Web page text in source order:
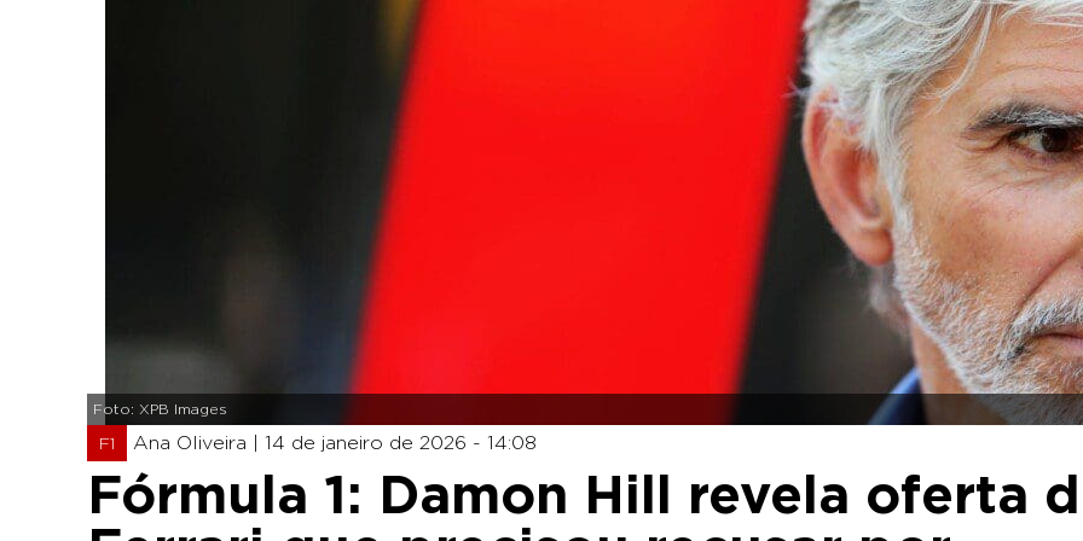
Foto: XPB Images
F1 Ana Oliveira | 14 de janeiro de 2026 - 14:08
Fórmula 1: Damon Hill revela oferta